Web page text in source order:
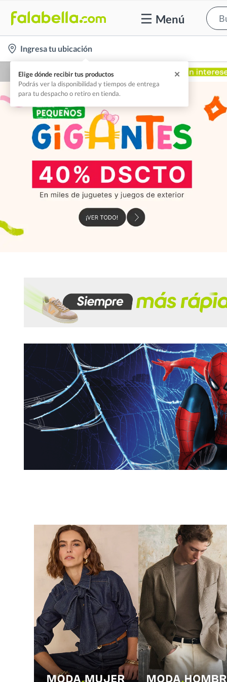
Menú
location-
icon
Ingresa tu ubicación
Elige dónde recibir tus productos
Podrás ver la disponibilidad y tiempos de entrega
para tu despacho o retiro en tienda.
✕